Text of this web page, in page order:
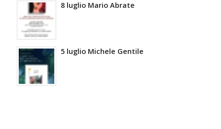
8 luglio Mario Abrate
5 luglio Michele Gentile